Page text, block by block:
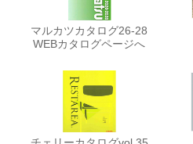
マルカツカタログ26-28
WEBカタログページへ